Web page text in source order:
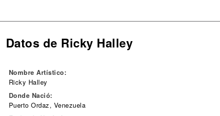
Datos de Ricky Halley
Nombre Artístico:
Ricky Halley
Donde Nació:
Puerto Ordaz, Venezuela